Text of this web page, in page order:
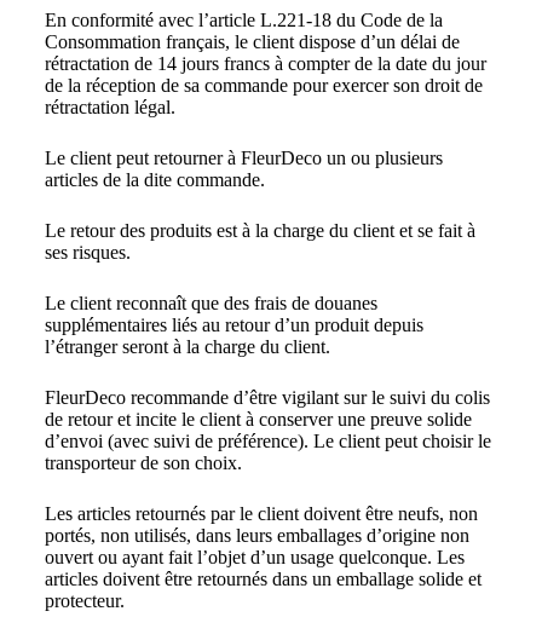
En conformité avec l’article L.221-18 du Code de la
Consommation français, le client dispose d’un délai de
rétractation de 14 jours francs à compter de la date du jour
de la réception de sa commande pour exercer son droit de
rétractation légal.
Le client peut retourner à FleurDeco un ou plusieurs
articles de la dite commande.
Le retour des produits est à la charge du client et se fait à
ses risques.
Le client reconnaît que des frais de douanes
supplémentaires liés au retour d’un produit depuis
l’étranger seront à la charge du client.
FleurDeco recommande d’être vigilant sur le suivi du colis
de retour et incite le client à conserver une preuve solide
d’envoi (avec suivi de préférence). Le client peut choisir le
transporteur de son choix.
Les articles retournés par le client doivent être neufs, non
portés, non utilisés, dans leurs emballages d’origine non
ouvert ou ayant fait l’objet d’un usage quelconque. Les
articles doivent être retournés dans un emballage solide et
protecteur.